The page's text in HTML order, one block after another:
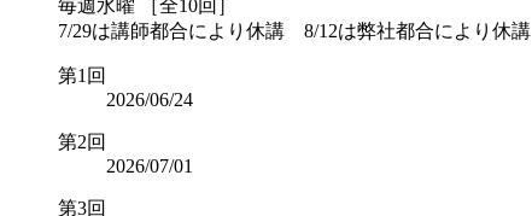
毎週水曜 ［全10回］
7/29は講師都合により休講 8/12は弊社都合により休講
第1回
2026/06/24
第2回
2026/07/01
第3回